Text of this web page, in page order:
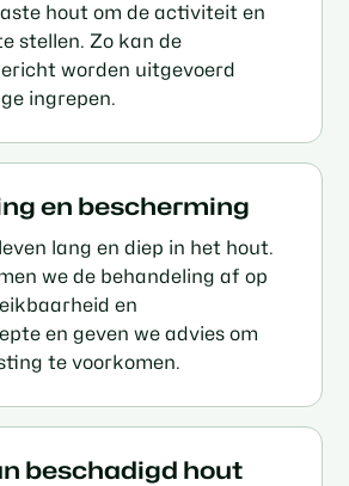
hout om de activiteit en
stellen. Zo kan de
worden uitgevoerd
ingrepen.
en bescherming
lang en diep in het hout.
we de behandeling af op
en
en geven we advies om
te voorkomen.
beschadigd hout